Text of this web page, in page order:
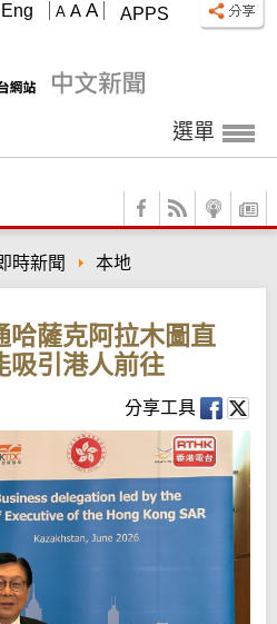
APPS
A A A
Eng
選單
時新聞 本地
哈薩克阿拉木圖直
引港人前往
分享工具